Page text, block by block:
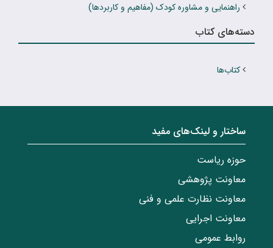
راهنمایى و مشاوره کودک (مفاهیم و کاربردها)
دسته‌های کتاب
کتاب‌ها
ساختار‌‌ و‌‌ لینک‌های مفید
حوزه ریاست
معاونت پژوهشی
معاونت نظارت علمی و فنی
معاونت اجرایی
روابط عمومی